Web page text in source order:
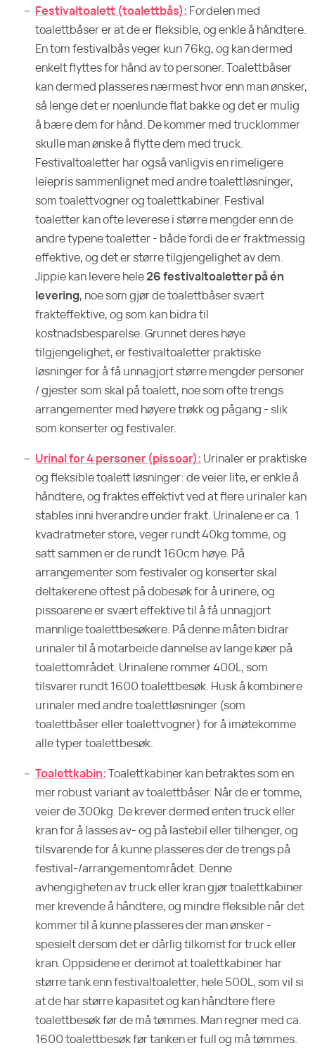
Festivaltoalett (toalettbås): Fordelen med
toalettbåser er at de er fleksible, og enkle å håndtere.
En tom festivalbås veger kun 76kg, og kan dermed
enkelt flyttes for hånd av to personer. Toalettbåser
kan dermed plasseres nærmest hvor enn man ønsker,
så lenge det er noenlunde flat bakke og det er mulig
å bære dem for hånd. De kommer med trucklommer
skulle man ønske å flytte dem med truck.
Festivaltoaletter har også vanligvis en rimeligere
leiepris sammenlignet med andre toalettløsninger,
som toalettvogner og toalettkabiner. Festival
toaletter kan ofte leverese i større mengder enn de
andre typene toaletter - både fordi de er fraktmessig
effektive, og det er større tilgjengelighet av dem.
Jippie kan levere hele26 festivaltoaletter på én
levering, noe som gjør de toalettbåser svært
frakteffektive, og som kan bidra til
kostnadsbesparelse. Grunnet deres høye
tilgjengelighet, er festivaltoaletter praktiske
løsninger for å få unnagjort større mengder personer
/ gjester som skal på toalett, noe som ofte trengs
arrangementer med høyere trøkk og pågang - slik
som konserter og festivaler.
Urinal for 4 personer (pissoar): Urinaler er praktiske
og fleksible toalett løsninger: de veier lite, er enkle å
håndtere, og fraktes effektivt ved at flere urinaler kan
stables inni hverandre under frakt. Urinalene er ca. 1
kvadratmeter store, veger rundt 40kg tomme, og
satt sammen er de rundt 160cm høye. På
arrangementer som festivaler og konserter skal
deltakerene oftest på dobesøk for å urinere, og
pissoarene er svært effektive til å få unnagjort
mannlige toalettbesøkere. På denne måten bidrar
urinaler til å motarbeide dannelse av lange køer på
toalettområdet. Urinalene rommer 400L, som
tilsvarer rundt 1600 toalettbesøk. Husk å kombinere
urinaler med andre toalettløsninger (som
toalettbåser eller toalettvogner) for å imøtekomme
alle typer toalettbesøk.
Toalettkabin:Toalettkabiner kan betraktes som en
mer robust variant av toalettbåser. Når de er tomme,
veier de 300kg. De krever dermed enten truck eller
kran for å lasses av- og på lastebil eller tilhenger, og
tilsvarende for å kunne plasseres der de trengs på
festival-/arrangementområdet. Denne
avhengigheten av truck eller kran gjør toalettkabiner
mer krevende å håndtere, og mindre fleksible når det
kommer til å kunne plasseres der man ønsker -
spesielt dersom det er dårlig tilkomst for truck eller
kran. Oppsidene er derimot at toalettkabiner har
større tank enn festivaltoaletter, hele 500L, som vil si
at de har større kapasitet og kan håndtere flere
toalettbesøk før de må tømmes. Man regner med ca.
1600 toalettbesøk før tanken er full og må tømmes.